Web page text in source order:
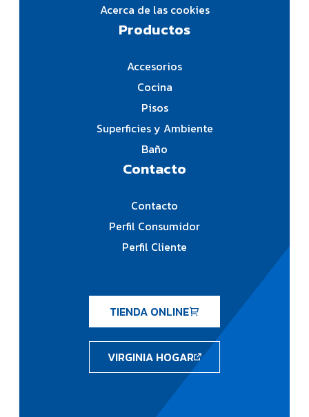
Acerca de las cookies
Productos
Accesorios
Cocina
Pisos
Superficies y Ambiente
Baño
Contacto
Contacto
Perfil Consumidor
Perfil Cliente
TIENDA ONLINE
VIRGINIA HOGAR